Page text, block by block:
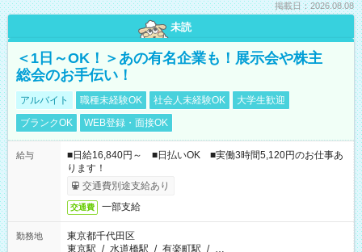
掲載日：2026.08.08
未読
＜1日～OK！＞あの有名企業も！展示会や株主
総会のお手伝い！
アルバイト 職種未経験OK 社会人未経験OK
大学生歓迎
ブランクOK
WEB登録・面接OK
給与
■日給16,840円～ ■日払いOK ■実働3時間5,120円のお仕事あ
ります！
交通費別途支給あり
交通費 一部支給
勤務地
東京都千代田区
東京駅 / 水道橋駅 / 有楽町駅 / …